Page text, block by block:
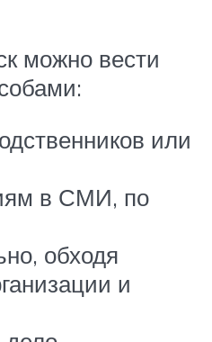
можно вести
или
в СМИ, по
обходя
и